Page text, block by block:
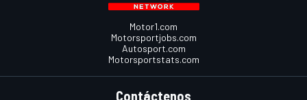
Motor1.com
Motorsportjobs.com
Autosport.com
Motorsportstats.com
Contáctenos